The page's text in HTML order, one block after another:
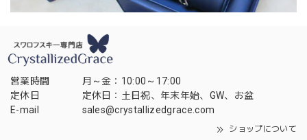
営業時間
月～金：10:00～17:00
定休日
定休日：土日祝、年末年始、GW、お盆
E-mail
sales@crystallizedgrace.com
ショップについて